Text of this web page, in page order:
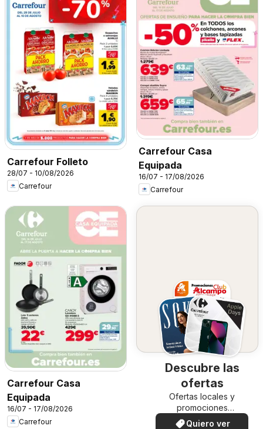
Carrefour Folleto
28/07 - 10/08/2026
Carrefour
Carrefour Casa
Equipada
16/07 - 17/08/2026
Carrefour
Carrefour Casa
Equipada
16/07 - 17/08/2026
Carrefour
Descubre las
ofertas
Ofertas locales y
promociones
especiales.
Quiero ver